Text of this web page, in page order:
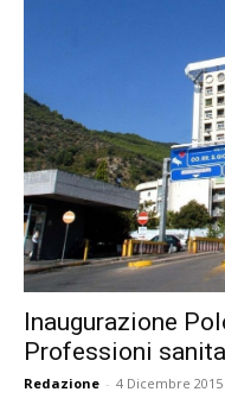
Inaugurazione
Professioni
Redazione - 4 Dicembre 2015